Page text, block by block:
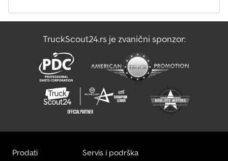
TruckScout24.rs je zvanični sponzor:
Prodati Servis i podrška